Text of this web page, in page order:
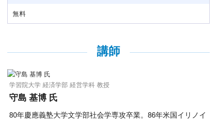
無料
講師
学習院大学 経済学部 経営学科 教授
守島 基博 氏
80年慶應義塾大学文学部社会学専攻卒業。86年米国イリノイ